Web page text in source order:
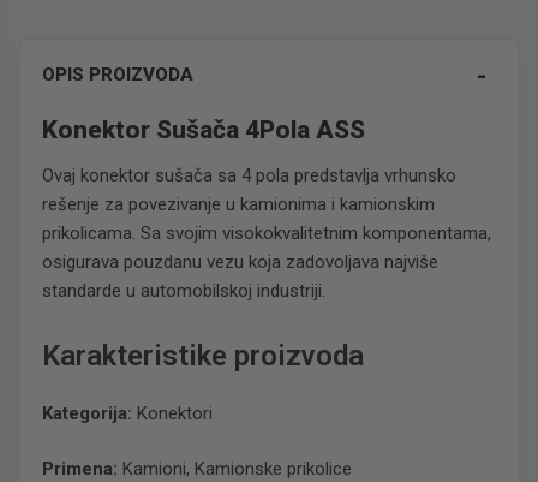
OPIS PROIZVODA
Konektor Sušača 4Pola ASS
Ovaj konektor sušača sa 4 pola predstavlja vrhunsko
rešenje za povezivanje u kamionima i kamionskim
prikolicama. Sa svojim visokokvalitetnim komponentama,
osigurava pouzdanu vezu koja zadovoljava najviše
standarde u automobilskoj industriji.
Karakteristike proizvoda
Kategorija: Konektori
Primena: Kamioni, Kamionske prikolice
-